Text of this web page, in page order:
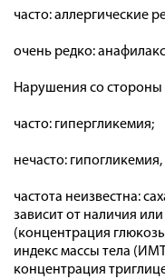
часто: аллергические
очень редко:
Нарушения со стороны
часто: гипергликемия;
нечасто:
частота неизвестна:
зависит от наличия
(концентрация
индекс массы тела
концентрация